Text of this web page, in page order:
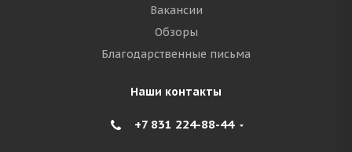
Вакансии
Обзоры
Благодарственные письма
Наши контакты
+7 831 224-88-44